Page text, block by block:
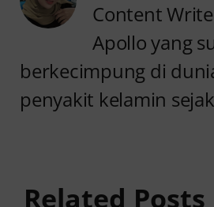
Content
Apollo yang
berkecimpung di
penyakit kelamin
Related Posts
Jangan
di Kantung